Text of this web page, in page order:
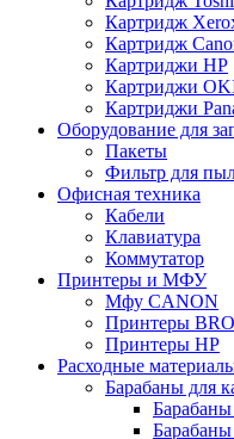
Картридж
Картридж
Картриджи HP
Картриджи
Картриджи
Оборудование для
Пакеты
Фильтр для
Офисная техника
Кабели
Клавиатура
Коммутатор
Принтеры и МФУ
Мфу CANON
Принтеры
Принтеры HP
Расходные
Барабаны для